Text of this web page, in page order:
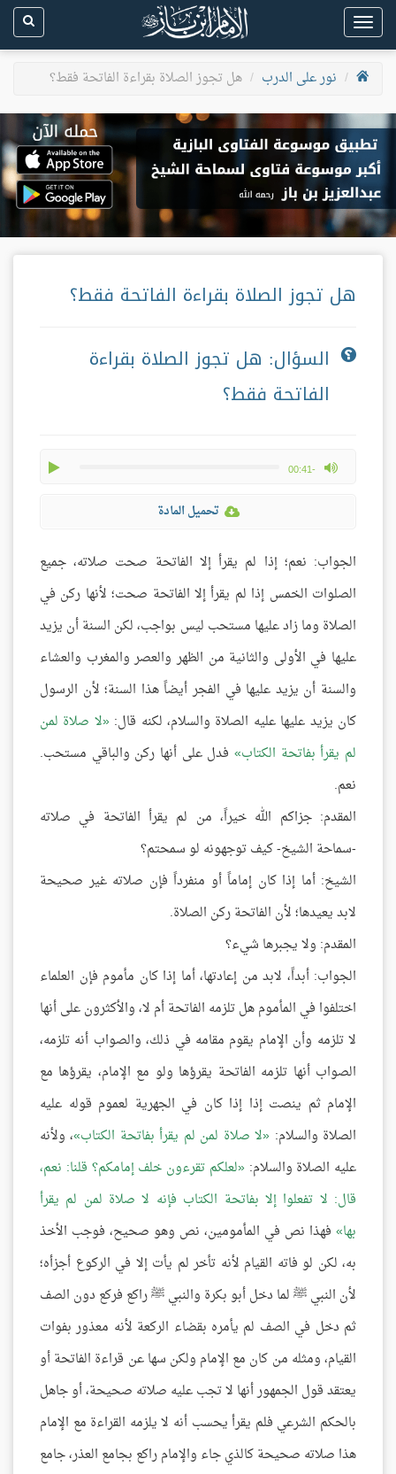
Toggle
navigation
نور على الدرب
هل تجوز الصلاة بقراءة الفاتحة فقط؟
هل تجوز الصلاة بقراءة الفاتحة فقط؟
السؤال: هل تجوز الصلاة بقراءة
الفاتحة فقط؟
-00:41
max volume
تحميل المادة
الجواب: نعم؛ إذا لم يقرأ إلا الفاتحة صحت صلاته، جميع
الصلوات الخمس إذا لم يقرأ إلا الفاتحة صحت؛ لأنها ركن في
الصلاة وما زاد عليها مستحب ليس بواجب، لكن السنة أن يزيد
عليها في الأولى والثانية من الظهر والعصر والمغرب والعشاء
والسنة أن يزيد عليها في الفجر أيضاً هذا السنة؛ لأن الرسول
كان يزيد عليها عليه الصلاة والسلام، لكنه قال: لا صلاة لمن
لم يقرأ بفاتحة الكتاب فدل على أنها ركن والباقي مستحب.
نعم.
المقدم: جزاكم الله خيراً، من لم يقرأ الفاتحة في صلاته
-سماحة الشيخ- كيف توجهونه لو سمحتم؟
الشيخ: أما إذا كان إماماً أو منفرداً فإن صلاته غير صحيحة
لابد يعيدها؛ لأن الفاتحة ركن الصلاة.
المقدم: ولا يجبرها شيء؟
الجواب: أبداً، لابد من إعادتها، أما إذا كان مأموم فإن العلماء
اختلفوا في المأموم هل تلزمه الفاتحة أم لا، والأكثرون على أنها
لا تلزمه وأن الإمام يقوم مقامه في ذلك، والصواب أنه تلزمه،
الصواب أنها تلزمه الفاتحة يقرؤها ولو مع الإمام، يقرؤها مع
الإمام ثم ينصت إذا إذا كان في الجهرية لعموم قوله عليه
الصلاة والسلام: لا صلاة لمن لم يقرأ بفاتحة الكتاب ، ولأنه
عليه الصلاة والسلام: لعلكم تقرءون خلف إمامكم؟ قلنا: نعم،
قال: لا تفعلوا إلا بفاتحة الكتاب فإنه لا صلاة لمن لم يقرأ
بها فهذا نص في المأمومين، نص وهو صحيح، فوجب الأخذ
به، لكن لو فاته القيام لأنه تأخر لم يأت إلا في الركوع أجزأه؛
لأن النبي ﷺ لما دخل أبو بكرة والنبي ﷺ راكع فركع دون الصف
ثم دخل في الصف لم يأمره بقضاء الركعة لأنه معذور بفوات
القيام، ومثله من كان مع الإمام ولكن سها عن قراءة الفاتحة أو
يعتقد قول الجمهور أنها لا تجب عليه صلاته صحيحة، أو جاهل
بالحكم الشرعي فلم يقرأ يحسب أنه لا يلزمه القراءة مع الإمام
هذا صلاته صحيحة كالذي جاء والإمام راكع بجامع العذر، جامع